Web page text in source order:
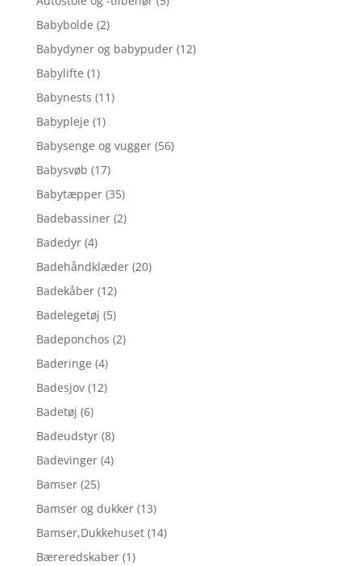
Babybolde (2)
Babydyner og babypuder (12)
Babylifte (1)
Babynests (11)
Babypleje (1)
Babysenge og vugger (56)
Babysvøb (17)
Babytæpper (35)
Badebassiner (2)
Badedyr (4)
Badehåndklæder (20)
Badekåber (12)
Badelegetøj (5)
Badeponchos (2)
Baderinge (4)
Badesjov (12)
Badetøj (6)
Badeudstyr (8)
Badevinger (4)
Bamser (25)
Bamser og dukker (13)
Bamser,Dukkehuset (14)
Bæreredskaber (1)